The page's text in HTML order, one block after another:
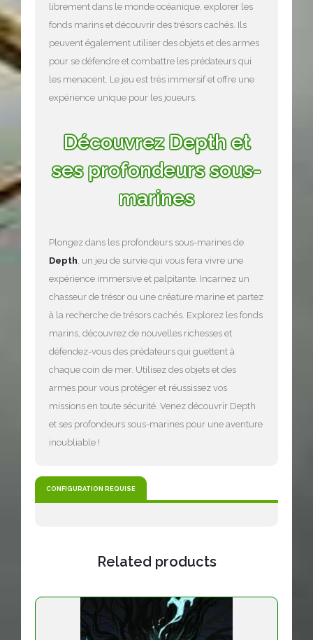
librement dans le monde océanique, explorer les
fonds marins et découvrir des trésors cachés. Ils
peuvent également utiliser des objets et des armes
pour se défendre et combattre les prédateurs qui
les menacent. Le jeu est très immersif et offre une
expérience unique pour les joueurs.
Découvrez Depth et
ses profondeurs sous-
marines
Plongez dans les profondeurs sous-marines de
Depth , un jeu de survie qui vous fera vivre une
expérience immersive et palpitante. Incarnez un
chasseur de trésor ou une créature marine et partez
à la recherche de trésors cachés. Explorez les fonds
marins, découvrez de nouvelles richesses et
défendez-vous des prédateurs qui guettent à
chaque coin de mer. Utilisez des objets et des
armes pour vous protéger et réussissez vos
missions en toute sécurité. Venez découvrir Depth
et ses profondeurs sous-marines pour une aventure
inoubliable !
CONFIGURATION REQUISE
Related products